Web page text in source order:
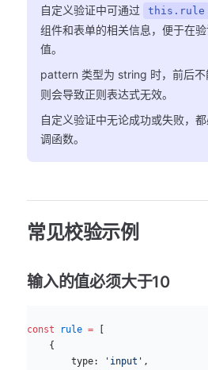
自定义验证中可通过 this.rule
组件和表单的相关信息，便于在
值。
pattern 类型为 string 时，前后不
则会导致正则表达式无效。
自定义验证中无论成功或失败，
调函数。
常见校验示例
输入的值必须大于10
const rule = [
    {
        type:
'input' ,